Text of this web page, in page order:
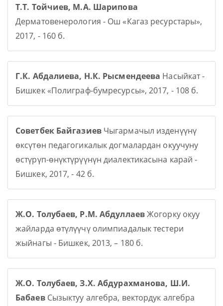
Т.Т. Тойчиев, М.А. Шарипова
Дерматовенерология - Ош «Кагаз ресурстары»,
2017, - 160 б.
Г.К. Абдалиева, Н.К. Рысмендеева Насыйкат -
Бишкек «Полиграф-бумресурсы», 2017, - 108 б.
Советбек БайгазиевЧыгармачыл изденүүнү
өксүтөн педагогикалык догмалардан окуучуну
өстүрүп-өнүктүрүүнүн диалектикасына карай -
Бишкек, 2017, - 42 б.
Ж.О. Толубаев, Р.М. АбдуллаевЖогорку окуу
жайларда өтүлүүчү олимпиадалык тестери
жыйнагы - Бишкек, 2013, – 180 б.
Ж.О. Толубаев, З.Х. Абдурахманова, Ш.И.
БабаевСызыктуу алгебра, вектордук алгебра